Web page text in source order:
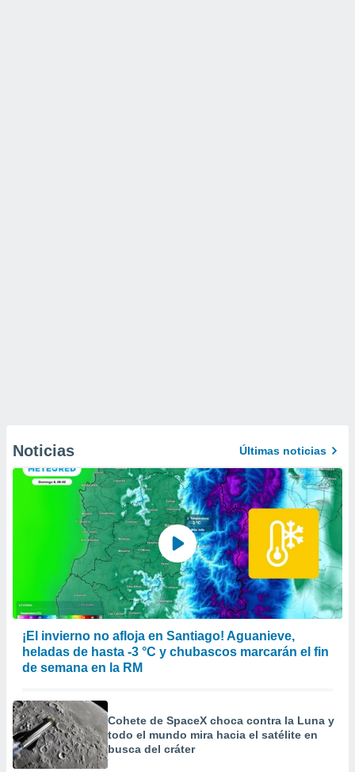
Noticias Últimas noticias
¡El invierno no afloja en Santiago! Aguanieve,
heladas de hasta -3 °C y chubascos marcarán el fin
de semana en la RM
Cohete de SpaceX choca contra la Luna y
todo el mundo mira hacia el satélite en
busca del cráter